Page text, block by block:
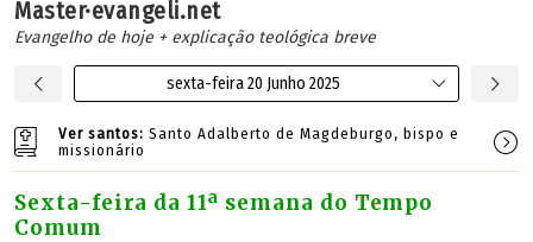
Master·evangeli.net
Evangelho de hoje + explicação teológica breve
sexta-feira 20 Junho 2025
Ver santos: Santo Adalberto de Magdeburgo, bispo e
missionário
Sexta-feira da 11ª semana do Tempo
Comum